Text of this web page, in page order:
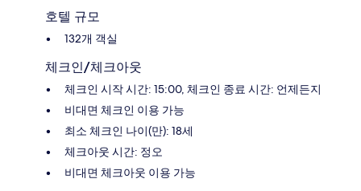
호텔 규모
132개 객실
체크인/체크아웃
체크인 시작 시간: 15:00, 체크인 종료 시간: 언제든지
비대면 체크인 이용 가능
최소 체크인 나이(만): 18세
체크아웃 시간: 정오
비대면 체크아웃 이용 가능